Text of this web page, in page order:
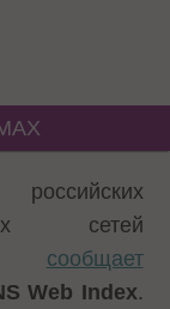
российских
сетей
сообщает
Web Index.